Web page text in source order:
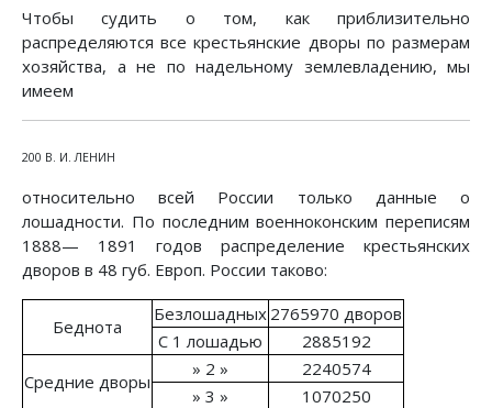
Чтобы судить о том, как приблизительно
распределяются все крестьянские дворы по размерам
хозяйства, а не по надельному землевладению, мы
имеем
200 В. И. ЛЕНИН
относительно всей России только данные о
лошадности. По последним военноконским переписям
1888— 1891 годов распределение крестьянских
дворов в 48 губ. Европ. России таково:
Беднота
Безлошадных 2765970 дворов
С 1 лошадью
2885192
Средние дворы
» 2 »
2240574
» 3 »
1070250